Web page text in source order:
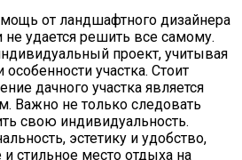
от ландшафтного дизайнера
удается решить все самому.
проект, учитывая
участка. Стоит
дачного участка является
Важно не только следовать
свою индивидуальность.
эстетику и удобство,
стильное место отдыха на